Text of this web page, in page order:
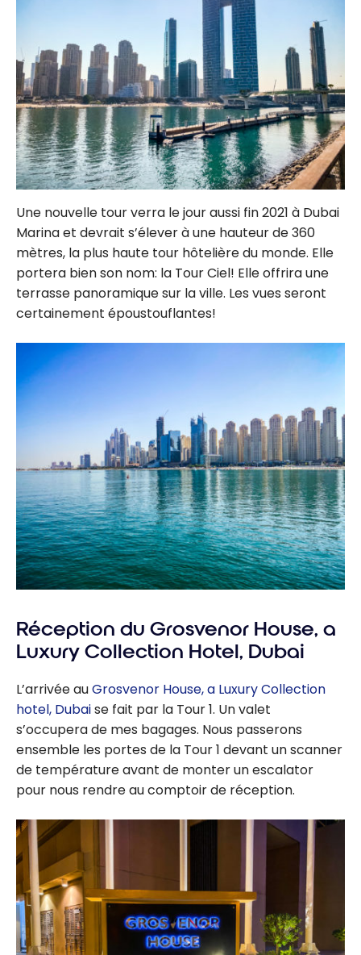
Une nouvelle tour verra le jour aussi fin 2021 à Dubai
Marina et devrait s’élever à une hauteur de 360
mètres, la plus haute tour hôtelière du monde. Elle
portera bien son nom: la Tour Ciel! Elle offrira une
terrasse panoramique sur la ville. Les vues seront
certainement époustouflantes!
Réception du Grosvenor House, a
Luxury Collection Hotel, Dubai
L’arrivée auGrosvenor House, a Luxury Collection
hotel, Dubaise fait par la Tour 1. Un valet
s’occupera de mes bagages. Nous passerons
ensemble les portes de la Tour 1 devant un scanner
de température avant de monter un escalator
pour nous rendre au comptoir de réception.